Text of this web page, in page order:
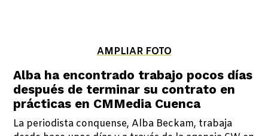
AMPLIAR FOTO
Alba ha encontrado trabajo pocos días
después de terminar su contrato en
prácticas en CMMedia Cuenca
La periodista conquense, Alba Beckam, trabaja